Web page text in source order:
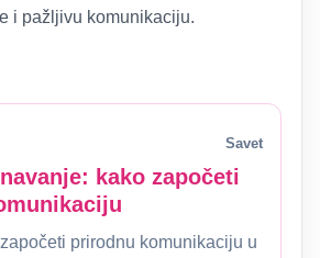
i pažljivu komunikaciju.
Savet
kako započeti
prirodnu komunikaciju u